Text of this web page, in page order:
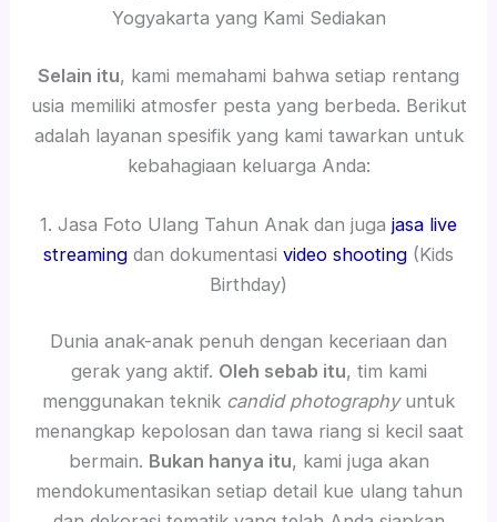
Yogyakarta yang Kami Sediakan
Selain itu, kami memahami bahwa setiap rentang
usia memiliki atmosfer pesta yang berbeda. Berikut
adalah layanan spesifik yang kami tawarkan untuk
kebahagiaan keluarga Anda:
1. Jasa Foto Ulang Tahun Anak dan juga jasa live
streaming dan dokumentasi video shooting (Kids
Birthday)
Dunia anak-anak penuh dengan keceriaan dan
gerak yang aktif. Oleh sebab itu, tim kami
menggunakan teknik candid photographyuntuk
menangkap kepolosan dan tawa riang si kecil saat
bermain. Bukan hanya itu, kami juga akan
mendokumentasikan setiap detail kue ulang tahun